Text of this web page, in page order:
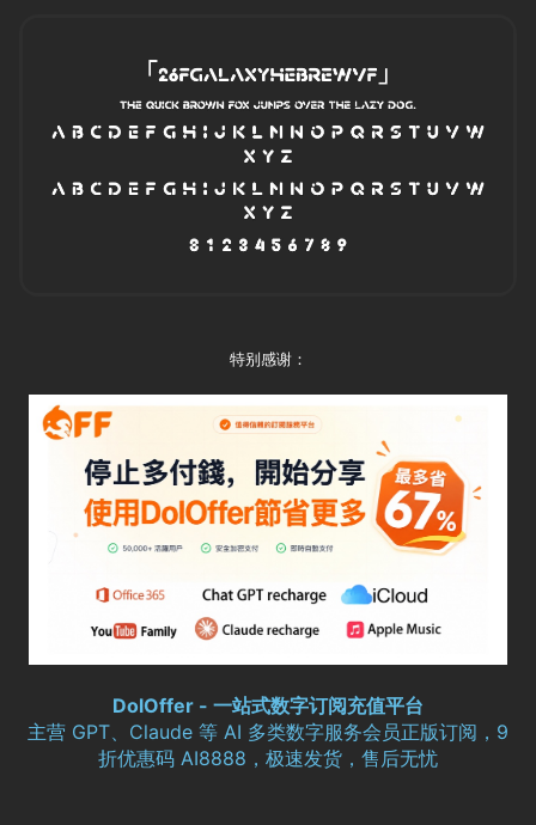
特别感谢：
DolOffer - 一站式数字订阅充值平台
主营 GPT、Claude 等 AI 多类数字服务会员正版订阅，9
折优惠码 AI8888，极速发货，售后无忧